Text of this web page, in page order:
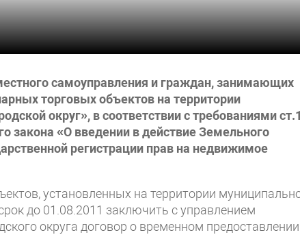
самоуправления и граждан, занимающих
торговых объектов на территории
округ», в соответствии с требованиями
закона «О введении в действие Земельного
регистрации прав на недвижимое
установленных на территории
до 01.08.2011 заключить с управлением
округа договор о временном предоставлении